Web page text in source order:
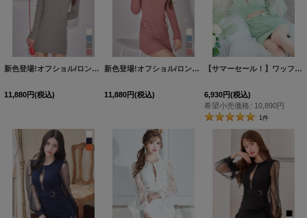
新色登場!オフショル/ロングスリーブ/フロントジップ/リボンビジュー/ストレッチ/無地/タイト/ミニドレス/キャバドレス【XS-Lサイズ/4カラー】[OF03]【YN】dzwBF
11,880円(税込)
新色登場!オフショル/ロングスリーブ/フロントジップ/リボンビジュー/ストレッチ/無地/タイト/ミニドレス/キャバドレス【XS-Lサイズ/4カラー】[OF03]【YN】dzwBF
11,880円(税込)
【サマーセール！】ワッフルフロントファスナードレス/肌見せ/谷間見せ/背中見せ/タイト/ミニドレス/キャバドレス【XS-Lサイズ/1カラー】[OF01]【SB】dzw
6,930円(税込)
希望小売価格 : 10,890円
1 件